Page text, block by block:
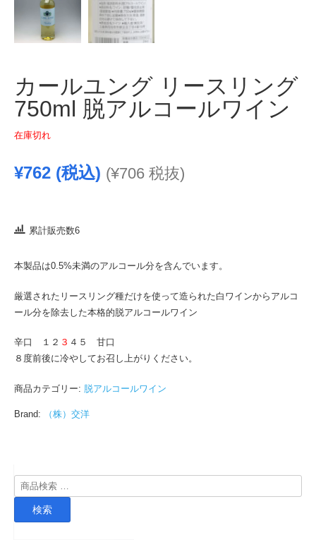
カールユング リースリング
750ml 脱アルコールワイン
在庫切れ
¥762 (税込) (¥706 税抜)
累計販売数6
本製品は0.5%未満のアルコール分を含んでいます。
厳選されたリースリング種だけを使って造られた白ワインからアルコ
ール分を除去した本格的脱アルコールワイン
辛口 １２ ３ ４５ 甘口
８度前後に冷やしてお召し上がりください。
商品カテゴリー: 脱アルコールワイン
Brand: （株）交洋
検
索
検索